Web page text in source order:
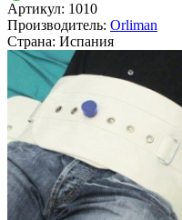
Артикул: 1010
Производитель: Orliman
Страна: Испания